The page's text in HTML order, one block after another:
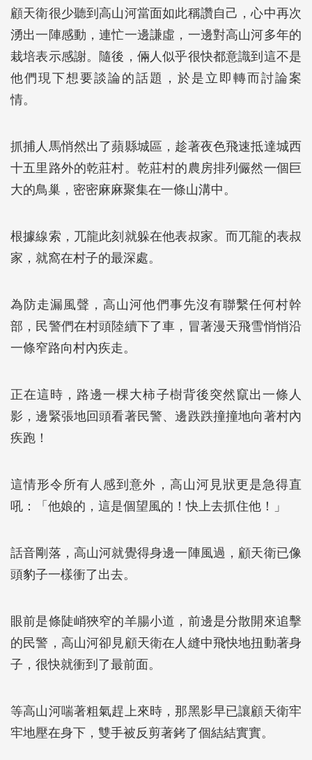
顧天衛很少聽到高山河當面如此稱讚自己，心中再次
湧出一陣感動，連忙一邊謙虛，一邊對高山河多年的
栽培表示感謝。隨後，倆人似乎很快都意識到這不是
他們現下想要談論的話題，於是立即轉而討論案
情。
抓捕人馬悄然出了蘋縣城區，趁著夜色飛速抵達城西
十五里路外的乾莊村。乾莊村的農房排列儼然一個巨
大的鳥巢，密密麻麻聚集在一條山溝中。
根據線索，兀龍此刻就躲在他表叔家。而兀龍的表叔
家，就窩在村子的最深處。
為防走漏風聲，高山河他們事先沒有聯繫任何村幹
部，民警們在村頭陸續下了車，冒著漫天飛雪悄悄沿
一條窄路向村內疾走。
正在這時，路邊一棵大柿子樹背後突然竄出一條人
影，邊緊張地回頭看著民警、邊跌跌撞撞地向著村內
疾跑！
這情形令所有人感到意外，高山河見狀更是急得直
吼：「他娘的，這是個望風的！快上去抓住他！」
話音剛落，高山河就覺得身邊一陣風過，顧天衛已像
頭豹子一樣衝了出去。
眼前是條陡峭狹窄的羊腸小道，前邊是分散開來追擊
的民警，高山河卻見顧天衛在人縫中飛快地扭動著身
子，很快就衝到了最前面。
等高山河喘著粗氣趕上來時，那黑影早已讓顧天衛牢
牢地壓在身下，雙手被反剪著銬了個結結實實。